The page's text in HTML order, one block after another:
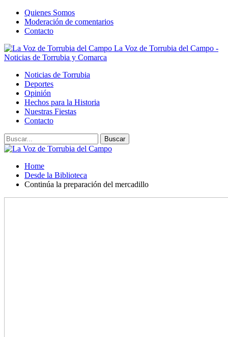
Quienes Somos
Moderación de comentarios
Contacto
La Voz de Torrubia del Campo -
Noticias de Torrubia y Comarca
Noticias de Torrubia
Deportes
Opinión
Hechos para la Historia
Nuestras Fiestas
Contacto
Home
Desde la Biblioteca
Continúa la preparación del mercadillo